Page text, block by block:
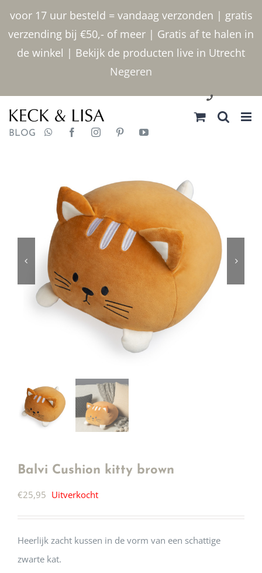
voor 17 uur besteld = vandaag verzonden | gratis
verzending bij €50,- of meer | Gratis af te halen in
de winkel | Bekijk de producten live in Utrecht
Negeren
inhoud
030 2400000
BLOG
Balvi Cushion kitty brown
€25,95 Uitverkocht
Heerlijk zacht kussen in de vorm van een schattige
zwarte kat.